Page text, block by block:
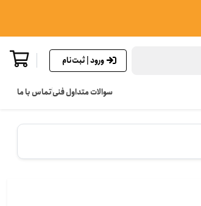
ورود | ثبت‌نام
سوالات متداول فنیتماس با ما